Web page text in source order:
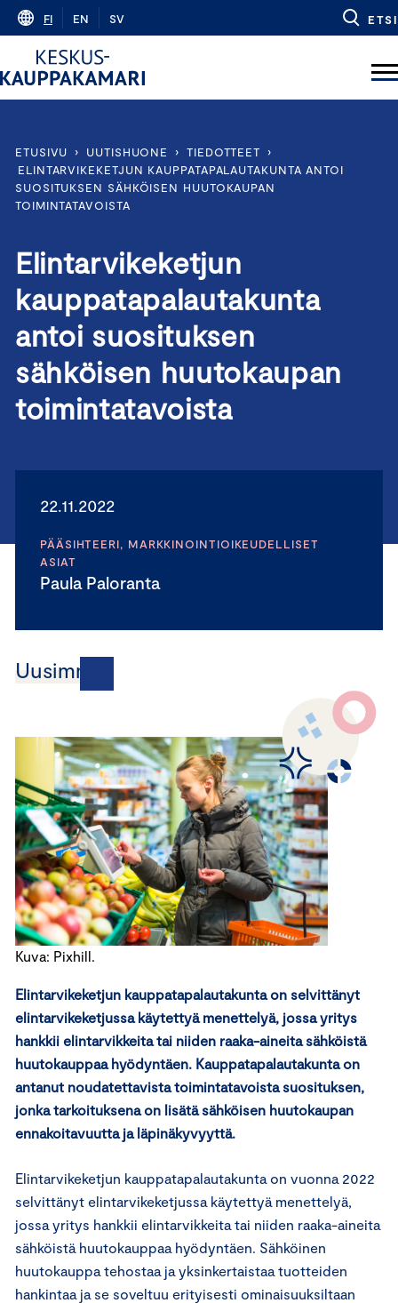
Skip
content
FI EN SV ETSI
ETUSIVU › UUTISHUONE › TIEDOTTEET
›
ELINTARVIKEKETJUN KAUPPATAPALAUTAKUNTA ANTOI
SUOSITUKSEN SÄHKÖISEN HUUTOKAUPAN
TOIMINTATAVOISTA
Elintarvikeketjun
kauppatapalautakunta
antoi suosituksen
sähköisen huutokaupan
toimintatavoista
22.11.2022
PÄÄSIHTEERI, MARKKINOINTIOIKEUDELLISET
ASIAT
Paula Paloranta
Uusimmat
Kuva: Pixhill.
Elintarvikeketjun kauppatapalautakunta on selvittänyt
elintarvikeketjussa käytettyä menettelyä, jossa yritys
hankkii elintarvikkeita tai niiden raaka-aineita sähköistä
huutokauppaa hyödyntäen. Kauppatapalautakunta on
antanut noudatettavista toimintatavoista suosituksen,
jonka tarkoituksena on lisätä sähköisen huutokaupan
ennakoitavuutta ja läpinäkyvyyttä.
Elintarvikeketjun kauppatapalautakunta on vuonna 2022
selvittänyt elintarvikeketjussa käytettyä menettelyä,
jossa yritys hankkii elintarvikkeita tai niiden raaka-aineita
sähköistä huutokauppaa hyödyntäen. Sähköinen
huutokauppa tehostaa ja yksinkertaistaa tuotteiden
hankintaa ja se soveltuu erityisesti ominaisuuksiltaan